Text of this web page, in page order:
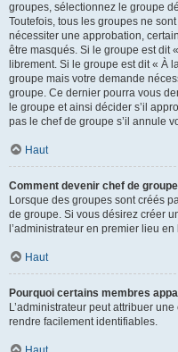
groupes, sélectionnez le groupe
Toutefois, tous les groupes ne
nécessiter une approbation,
être masqués. Si le groupe est dit
librement. Si le groupe est dit « À
groupe mais votre demande
groupe. Ce dernier pourra vous
le groupe et ainsi décider s’il
pas le chef de groupe s’il annule
Haut
Comment devenir chef de
Lorsque des groupes sont créés
de groupe. Si vous désirez créer
l’administrateur en premier lieu
Haut
Pourquoi certains membres
L’administrateur peut attribuer
rendre facilement identifiables.